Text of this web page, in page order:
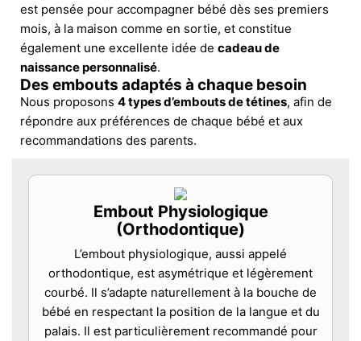
est pensée pour accompagner bébé dès ses premiers
mois, à la maison comme en sortie, et constitue
également une excellente idée de cadeau de
naissance personnalisé.
Des embouts adaptés à chaque besoin
Nous proposons 4 types d’embouts de tétines, afin de
répondre aux préférences de chaque bébé et aux
recommandations des parents.
Embout Physiologique
(Orthodontique)
L’embout physiologique, aussi appelé
orthodontique, est asymétrique et légèrement
courbé. Il s’adapte naturellement à la bouche de
bébé en respectant la position de la langue et du
palais. Il est particulièrement recommandé pour